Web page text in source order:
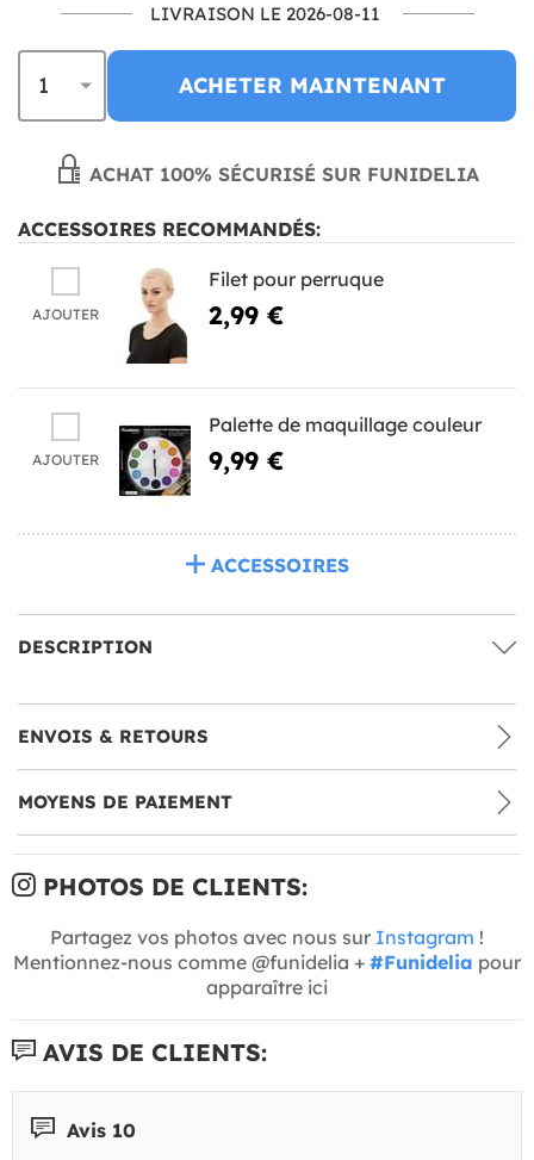
LIVRAISON LE 2026-08-11
ACHETER MAINTENANT
ACHAT 100% SÉCURISÉ SUR FUNIDELIA
ACCESSOIRES RECOMMANDÉS:
AJOUTER
Filet pour perruque
2,99 €
AJOUTER
Palette de maquillage couleur
9,99 €
ACCESSOIRES
DESCRIPTION
ENVOIS & RETOURS
MOYENS DE PAIEMENT
PHOTOS DE CLIENTS:
Partagez vos photos avec nous sur Instagram !
Mentionnez-nous comme @funidelia + #Funidelia pour
apparaître ici
AVIS DE CLIENTS:
Avis 10